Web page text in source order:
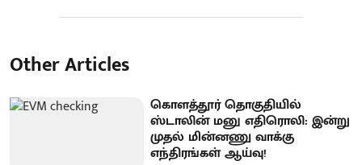
Other Articles
கொளத்தூர் தொகுதியில்
ஸ்டாலின் மனு எதிரொலி: இன்று
முதல் மின்னணு வாக்கு
எந்திரங்கள் ஆய்வு!